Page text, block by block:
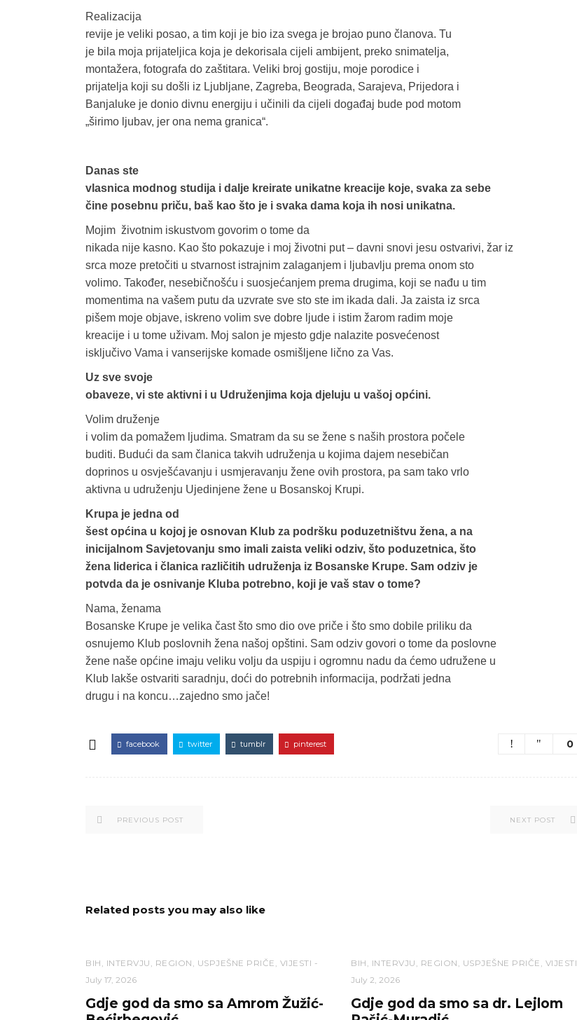
Realizacija
revije je veliki posao, a tim koji je bio iza svega je brojao puno članova. Tu
je bila moja prijateljica koja je dekorisala cijeli ambijent, preko snimatelja,
montažera, fotografa do zaštitara. Veliki broj gostiju, moje porodice i
prijatelja koji su došli iz Ljubljane, Zagreba, Beograda, Sarajeva, Prijedora i
Banjaluke je donio divnu energiju i učinili da cijeli događaj bude pod motom
„širimo ljubav, jer ona nema granica“.
Danas ste
vlasnica modnog studija i dalje kreirate unikatne kreacije koje, svaka za sebe
čine posebnu priču, baš kao što je i svaka dama koja ih nosi unikatna.
Mojim životnim iskustvom govorim o tome da
nikada nije kasno. Kao što pokazuje i moj životni put– davni snovi jesu ostvarivi, žar iz
srca moze pretočiti u stvarnost istrajnim zalaganjem i ljubavlju prema onom sto
volimo. Također, nesebičnošću i suosjećanjem prema drugima, koji se nađu u tim
momentima na vašem putu da uzvrate sve sto ste im ikada dali. Ja zaista iz srca
pišem moje objave, iskreno volim sve dobre ljude i istim žarom radim moje
kreacije i u tome uživam. Moj salon je mjesto gdje nalazite posvećenost
isključivo Vama i vanserijske komade osmišljene lično za Vas.
Uz sve svoje
obaveze, vi ste aktivni i u Udruženjima koja djeluju u vašoj općini.
Volim druženje
i volim da pomažem ljudima. Smatram da su se žene s naših prostora počele
buditi. Budući da sam članica takvih udruženja u kojima dajem nesebičan
doprinos u osvješćavanju i usmjeravanju žene ovih prostora, pa sam tako vrlo
aktivna u udruženju Ujedinjene žene u Bosanskoj Krupi.
Krupa je jedna od
šest općina u kojoj je osnovan Klub za podršku poduzetništvu žena, a na
inicijalnom Savjetovanju smo imali zaista veliki odziv, što poduzetnica, što
žena liderica i članica različitih udruženja iz Bosanske Krupe. Sam odziv je
potvda da je osnivanje Kluba potrebno, koji je vaš stav o tome?
Nama, ženama
Bosanske Krupe je velika čast što smo dio ove priče i što smo dobile priliku da
osnujemo Klub poslovnih žena našoj opštini. Sam odziv govori o tome da poslovne
žene naše općine imaju veliku volju da uspiju i ogromnu nadu da ćemo udružene u
Klub lakše ostvariti saradnju, doći do potrebnih informacija, podržati jedna
drugu i na koncu…zajedno smo jače!
facebook twitter tumblr pinterest 0
PREVIOUS POST NEXT POST
Related posts you may also like
BIH INTERVJU REGION USPJEŠNE PRIČE VIJESTI
July 17, 2026
Gdje god da smo sa Amrom Žužić-
BIH INTERVJU REGION USPJEŠNE PRIČE VIJESTI
July 2, 2026
Gdje god da smo sa dr. Lejlom